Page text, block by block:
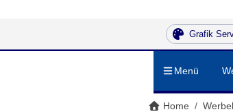
Grafik
Menü
Home